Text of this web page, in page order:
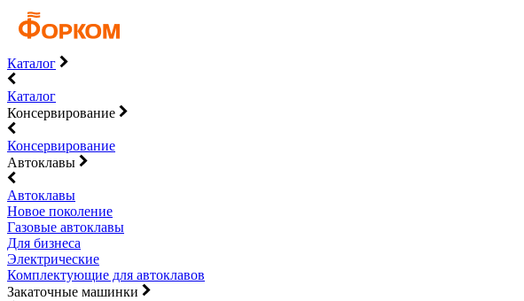
Каталог
Каталог
Консервирование
Консервирование
Автоклавы
Автоклавы
Новое поколение
Газовые автоклавы
Для бизнеса
Электрические
Комплектующие для автоклавов
Закаточные машинки